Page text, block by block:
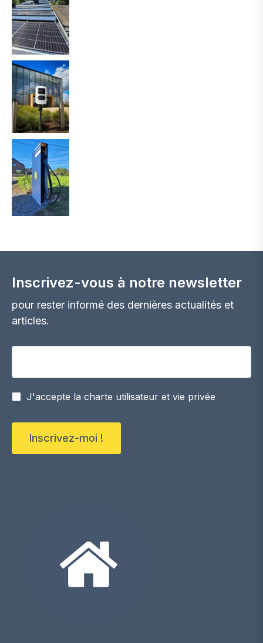
Inscrivez-vous à notre newsletter
pour rester informé des dernières actualités et
articles.
J'accepte la charte utilisateur et vie privée
Inscrivez-moi !